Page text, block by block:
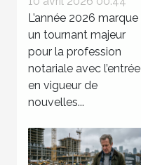
2026
influencent-elles
les notaires ?
L’année 2026 marque
un tournant majeur
pour la profession
notariale avec l’entrée
en vigueur de
nouvelles...